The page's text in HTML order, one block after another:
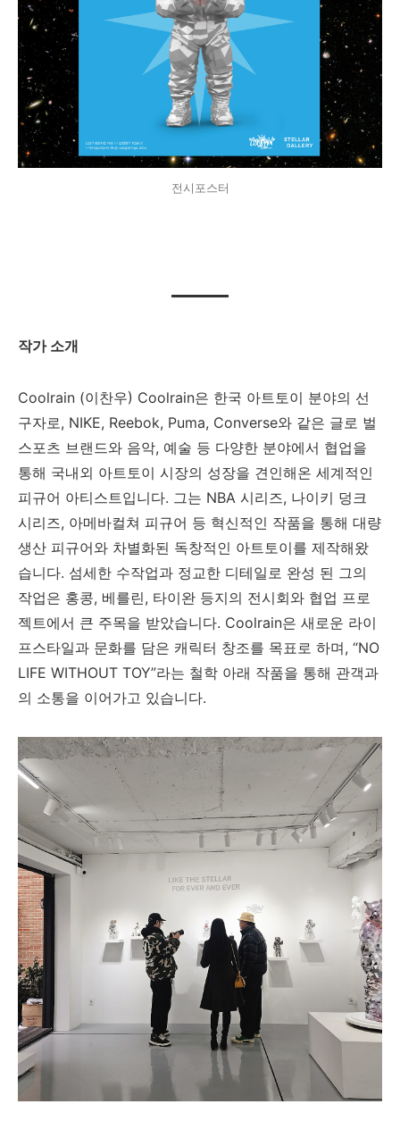
전시포스터
작가 소개
Coolrain (이찬우) Coolrain은 한국 아트토이 분야의 선
구자로, NIKE, Reebok, Puma, Converse와 같은 글로 벌
스포츠 브랜드와 음악, 예술 등 다양한 분야에서 협업을
통해 국내외 아트토이 시장의 성장을 견인해온 세계적인
피규어 아티스트입니다. 그는 NBA 시리즈, 나이키 덩크
시리즈, 아메바컬쳐 피규어 등 혁신적인 작품을 통해 대량
생산 피규어와 차별화된 독창적인 아트토이를 제작해왔
습니다. 섬세한 수작업과 정교한 디테일로 완성 된 그의
작업은 홍콩, 베를린, 타이완 등지의 전시회와 협업 프로
젝트에서 큰 주목을 받았습니다. Coolrain은 새로운 라이
프스타일과 문화를 담은 캐릭터 창조를 목표로 하며, “NO
LIFE WITHOUT TOY”라는 철학 아래 작품을 통해 관객과
의 소통을 이어가고 있습니다.